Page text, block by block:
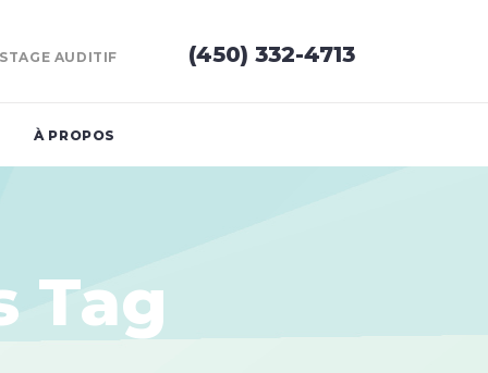
AUDITIF (450) 332-4713
À PROPOS
Tag